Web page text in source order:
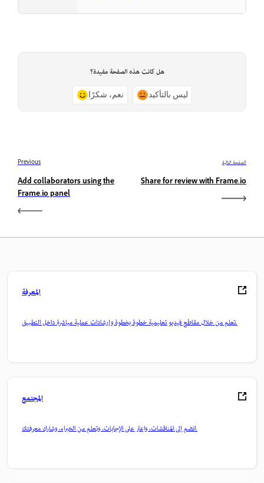
هل كانت هذه الصفحة مفيدة؟
نعم، شكرًا ليس بالتأكيد
Previous
Add collaborators using the
Frame.io panel
الصفحة التالية
Share for review with Frame.io
المعرفة
تعلم من خلال مقاطع فيديو تعليمية خطوة بخطوة وإرشادات عملية مباشرة داخل التطبيق.
المجتمع
انضم إلى المناقشات، واعثر على الإجابات، وتعلم من الخبراء، وشارك معرفتك.